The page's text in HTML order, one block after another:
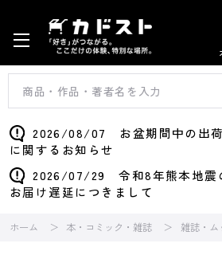
2026/08/07 お盆期間中の出荷
に関するお知らせ
2026/07/29 令和8年熊本地震
お届け遅延につきまして
ホーム 本・コミック・雑誌 雑誌・ム